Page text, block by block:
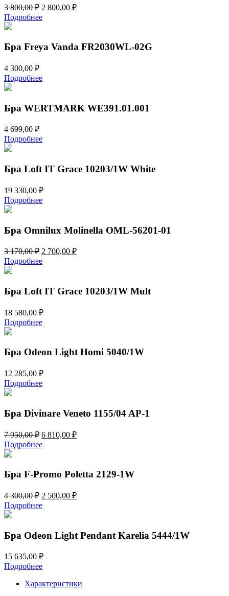
3 800,00₽ Первоначальная
цена
составляла
800,00 ₽.
2 800,00 ₽Текущая
Подробнее
Бра Freya Vanda FR2030WL-02G
4 300,00 ₽
Подробнее
Бра WERTMARK WE391.01.001
4 699,00 ₽
Подробнее
Бра Loft IT Grace 10203/1W White
19 330,00 ₽
Подробнее
Бра Omnilux Molinella OML-56201-01
3 170,00₽ Первоначальная
цена
составляла
170,00 ₽.
2 700,00 ₽Текущая
Подробнее
Бра Loft IT Grace 10203/1W Mult
18 580,00 ₽
Подробнее
Бра Odeon Light Homi 5040/1W
12 285,00 ₽
Подробнее
Бра Divinare Veneto 1155/04 AP-1
7 950,00₽ Первоначальная
цена
составляла
950,00 ₽.
6 810,00 ₽Текущая
Подробнее
Бра F-Promo Poletta 2129-1W
4 300,00₽ Первоначальная
цена
составляла
300,00 ₽.
2 500,00 ₽Текущая
Подробнее
Бра Odeon Light Pendant Karelia 5444/1W
15 635,00 ₽
Подробнее
Характеристики